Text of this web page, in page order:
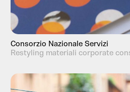
Consorzio Nazionale Servizi
Restyling materiali corporate